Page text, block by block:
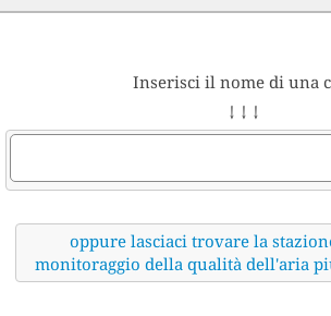
Inserisci il nome di una
↓ ↓ ↓
oppure lasciaci trovare la
monitoraggio della qualità dell'aria